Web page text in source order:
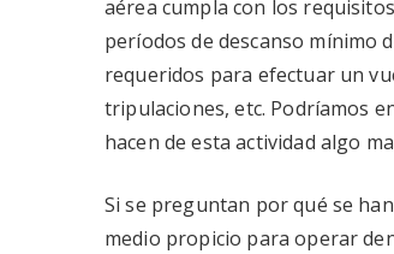
aérea cumpla con los
períodos de descanso mínimo
requeridos para efectuar un
tripulaciones, etc. Podríamos
hacen de esta actividad algo
Si se preguntan por qué se
medio propicio para operar